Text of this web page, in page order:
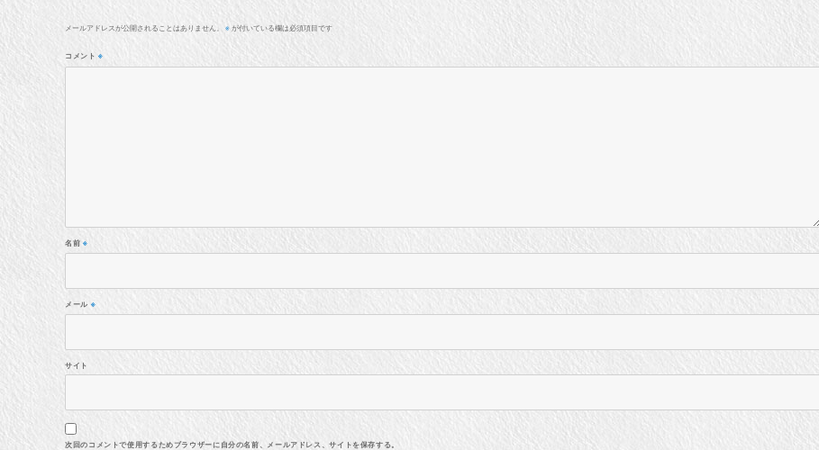
メールアドレスが公開されることはありません。 ※ が付いている欄は必須項目です
コメント※
名前 ※
メール ※
サイト
次回のコメントで使用するためブラウザーに自分の名前、メールアドレス、サイトを保存する。